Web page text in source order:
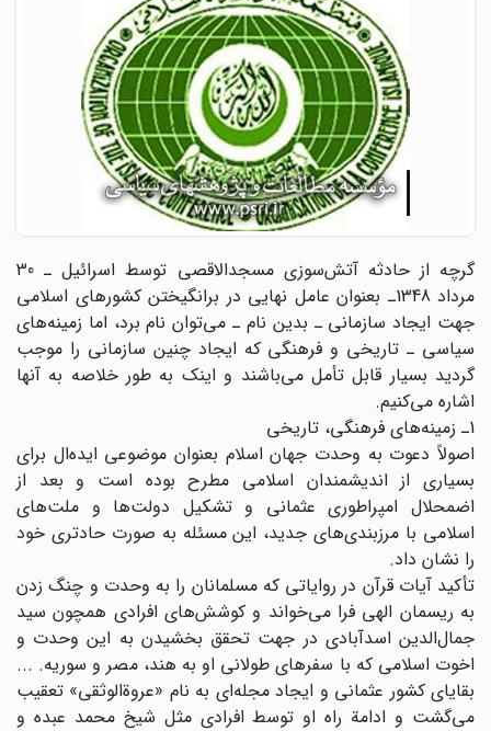
گرچه از حادثه آتش‌سوزی مسجد‌الاقصی توسط اسرائیل ـ 30
مرداد 1348ـ بعنوان عامل نهایی در برانگیختن کشورهای اسلامی
جهت ایجاد سازمانی ـ بدین نام ـ می‌توان نام برد،‌ اما زمینه‌های
سیاسی ـ تاریخی و فرهنگی که ایجاد چنین سازمانی را موجب
گردید بسیار قابل تأمل می‌باشند و اینک به طور خلاصه به آنها
اشاره می‌کنیم.
اصولاً دعوت به وحدت جهان اسلام بعنوان موضوعی ایده‌ال برای
بسیاری از اندیشمندان اسلامی مطرح بوده است و بعد از
اضمحلال امپراطوری عثمانی و تشکیل دولت‌ها و ملت‌های
اسلامی با مرزبندی‌های جدید، این مسئله به صورت حادتری خود
را نشان داد.
تأکید آیات قرآن در روایاتی که مسلمانان را به وحدت و چنگ زدن
به ریسمان الهی فرا می‌خواند و کوشش‌های افرادی همچون سید
جمال‌الدین اسد‌آبادی در جهت تحقق بخشیدن به این وحدت و
اخوت اسلامی که با سفرهای طولانی او به هند، مصر و سوریه. ...
بقایای کشور عثمانی و ایجاد مجله‌ای به نام «عروة‌الوثقی» تعقیب
می‌گشت و ادامة راه او توسط افرادی مثل شیخ محمد عبده و